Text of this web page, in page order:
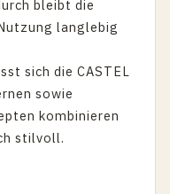
bleibt die
langlebig
sich die CASTEL
sowie
kombinieren
stilvoll.